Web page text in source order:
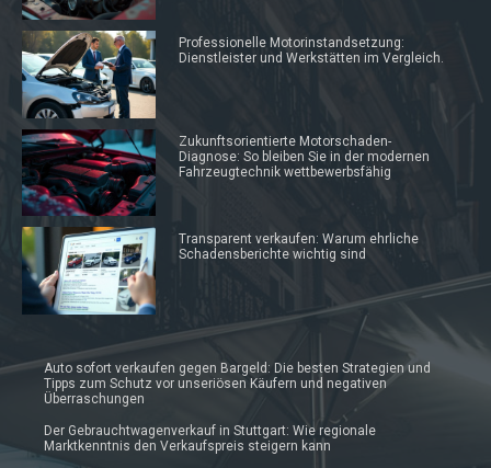
Professionelle Motorinstandsetzung:
Dienstleister und Werkstätten im Vergleich.
Zukunftsorientierte Motorschaden-
Diagnose: So bleiben Sie in der modernen
Fahrzeugtechnik wettbewerbsfähig
Transparent verkaufen: Warum ehrliche
Schadensberichte wichtig sind
Auto sofort verkaufen gegen Bargeld: Die besten Strategien und
Tipps zum Schutz vor unseriösen Käufern und negativen
Überraschungen
Der Gebrauchtwagenverkauf in Stuttgart: Wie regionale
Marktkenntnis den Verkaufspreis steigern kann